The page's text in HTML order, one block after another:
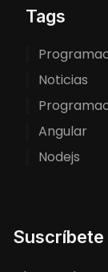
Tags
Noticias
Angular
Nodejs
Suscríbete